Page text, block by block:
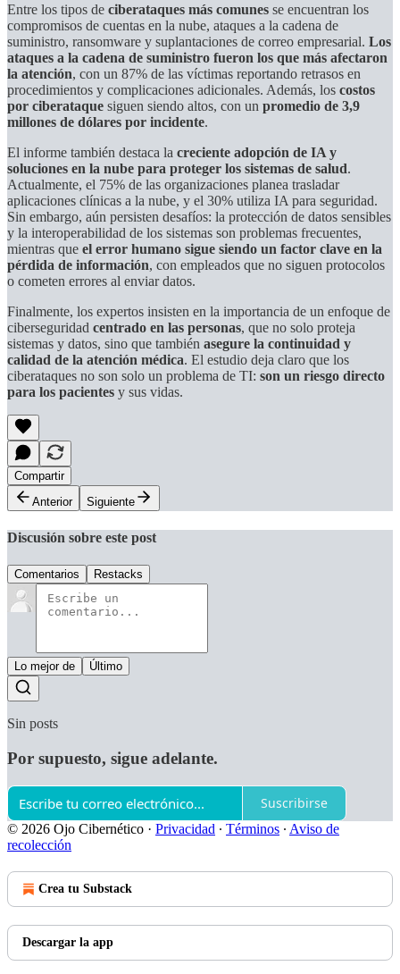
Entre los tipos de ciberataques más comunes se encuentran los
compromisos de cuentas en la nube, ataques a la cadena de
suministro, ransomware y suplantaciones de correo empresarial. Los
ataques a la cadena de suministro fueron los que más afectaron
la atención, con un 87% de las víctimas reportando retrasos en
procedimientos y complicaciones adicionales. Además, los costos
por ciberataque siguen siendo altos, con un promedio de 3,9
millones de dólares por incidente.
El informe también destaca la creciente adopción de IA y
soluciones en la nube para proteger los sistemas de salud.
Actualmente, el 75% de las organizaciones planea trasladar
aplicaciones clínicas a la nube, y el 30% utiliza IA para seguridad.
Sin embargo, aún persisten desafíos: la protección de datos sensibles
y la interoperabilidad de los sistemas son problemas frecuentes,
mientras que el error humano sigue siendo un factor clave en la
pérdida de información, con empleados que no siguen protocolos
o cometen errores al enviar datos.
Finalmente, los expertos insisten en la importancia de un enfoque de
ciberseguridad centrado en las personas, que no solo proteja
sistemas y datos, sino que también asegure la continuidad y
calidad de la atención médica. El estudio deja claro que los
ciberataques no son solo un problema de TI: son un riesgo directo
para los pacientes y sus vidas.
Compartir
Anterior
Siguiente
Discusión sobre este post
Comentarios Restacks
Lo mejor de Último
Sin posts
Por supuesto, sigue adelante.
Suscribirse
© 2026 Ojo Cibernético · Privacidad ∙ Términos ∙ Aviso de
recolección
Crea tu Substack
Descargar la app